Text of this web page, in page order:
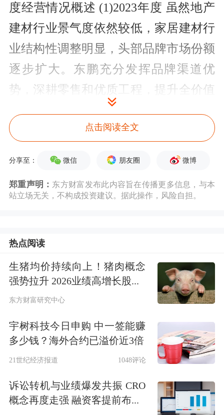
度经营情况概述 (1)2023年度 虽然地产
建材行业景气度依然较低，家居建材行
业结构性调整明显，头部品牌市场份额
逐步扩大。东鹏充分发挥品牌渠道优
势，深耕零售和优质工程，提升全价值
链效率和效能，深入推进精益运营、降
本增效，推动产品创新和服务升级，构
点击查看PDF原文
1 东吴基金 基金管理公司
2 基金管理公司
3 上海景熙资管
4 上海聆泽投资管理 基金管理公司
5 上海国泰君安证券资管 资产管理公司
6 Willing Capital Management Limited
7 Value Partners Limited 基金管理公司
点击阅读全文
分享至： 微信 朋友圈 微博
郑重声明： 东方财富发布此内容旨在传播更多信息，与本
站立场无关，不构成投资建议。据此操作，风险自担。
热点阅读
生猪均价持续向上！猪肉概念
强势拉升 2026业绩高增长股...
东方财富研究中心
宇树科技今日申购 中一签能赚
多少钱？海外合约已溢价近3倍
21世纪经济报道 1048评论
诉讼转机与业绩爆发共振 CRO
概念再度走强 融资客提前布...